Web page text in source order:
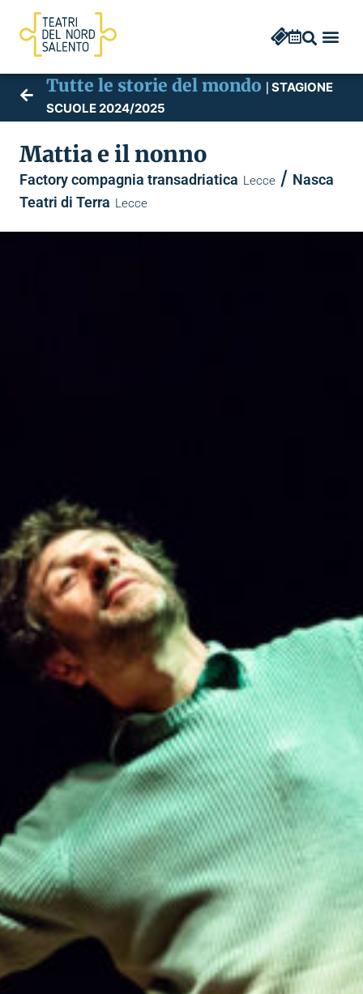
Tutte le storie del mondo | STAGIONE
SCUOLE 2024/2025
Mattia e il nonno
Factory compagnia transadriatica Lecce / Nasca
Teatri di Terra Lecce